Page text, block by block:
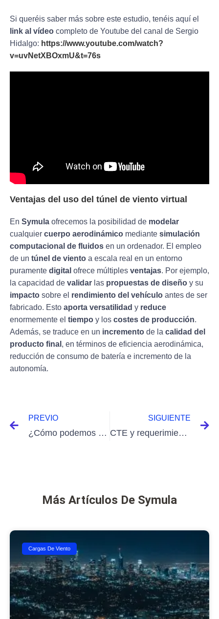
Si queréis saber más sobre este estudio, tenéis aquí el
link al vídeo completo de Youtube del canal de Sergio
Hidalgo: https://www.youtube.com/watch?
v=uvNetXBOxmU&t=76s
Ventajas del uso del túnel de viento virtual
En Symula ofrecemos la posibilidad de modelar
cualquier cuerpo aerodinámico mediante simulación
computacional de fluidos en un ordenador. El empleo
de un túnel de viento a escala real en un entorno
puramente digital ofrece múltiples ventajas. Por ejemplo,
la capacidad de validar las propuestas de diseño y su
impacto sobre el rendimiento del vehículo antes de ser
fabricado. Esto aporta versatilidad y reduce
enormemente el tiempo y los costes de producción.
Además, se traduce en un incremento de la calidad del
producto final , en términos de eficiencia aerodinámica,
reducción de consumo de batería e incremento de la
autonomía.
PREVIO
¿Cómo podemos mejorar la aerodinámica en competición cambiando la posición?
SIGUIENTE
CTE y requerimientos con respecto a la acción del viento
Más Artículos De Symula
Cargas De Viento